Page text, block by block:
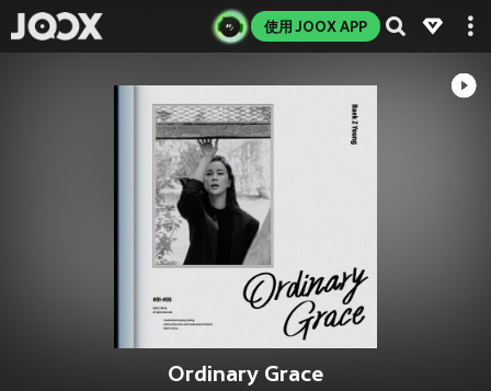
使用 JOOX APP
Ordinary Grace